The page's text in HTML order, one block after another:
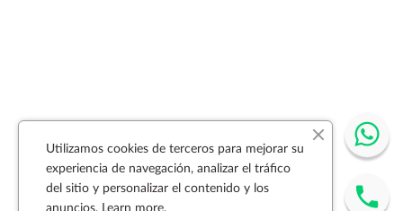
Utilizamos cookies de terceros para mejorar su
experiencia de navegación, analizar el tráfico
del sitio y personalizar el contenido y los
anuncios. Learn more.